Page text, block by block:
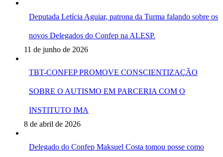
Deputada Letícia Aguiar, patrona da Turma falando sobre os
novos Delegados do Confep na ALESP.
11 de junho de 2026
TBT-CONFEP PROMOVE CONSCIENTIZAÇÃO
SOBRE O AUTISMO EM PARCERIA COM O
INSTITUTO IMA
8 de abril de 2026
Delegado do Confep Maksuel Costa tomou posse como